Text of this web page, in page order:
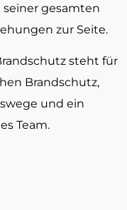
gesamten
zur Seite.
steht für
Brandschutz,
und ein
Team.